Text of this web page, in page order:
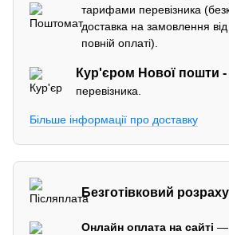
тарифами перевізника
доставка на замовлення
повній оплаті).
Кур'єром Нової пошти
перевізника.
Більше інформації про доставку
Безготівковий
Онлайн оплата на сайті —